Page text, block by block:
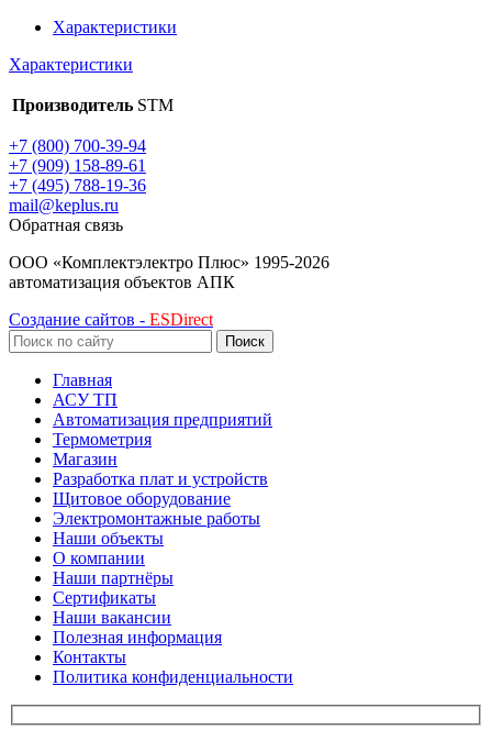
Характеристики
Характеристики
Производитель STM
+7 (800) 700-39-94
+7 (909) 158-89-61
+7 (495) 788-19-36
mail@keplus.ru
Обратная связь
ООО «Комплектэлектро Плюс» 1995-2026
автоматизация объектов АПК
Создание сайтов - ESDirect
Поиск
Главная
АСУ ТП
Автоматизация предприятий
Термометрия
Магазин
Разработка плат и устройств
Щитовое оборудование
Электромонтажные работы
Наши объекты
О компании
Наши партнёры
Сертификаты
Наши вакансии
Полезная информация
Контакты
Политика конфиденциальности